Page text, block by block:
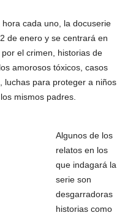
cada uno, la docuserie
de enero y se centrará en
el crimen, historias de
amorosos tóxicos, casos
luchas para proteger a niños
mismos padres.
Algunos de los
relatos en los
que indagará la
serie son
desgarradoras
historias como